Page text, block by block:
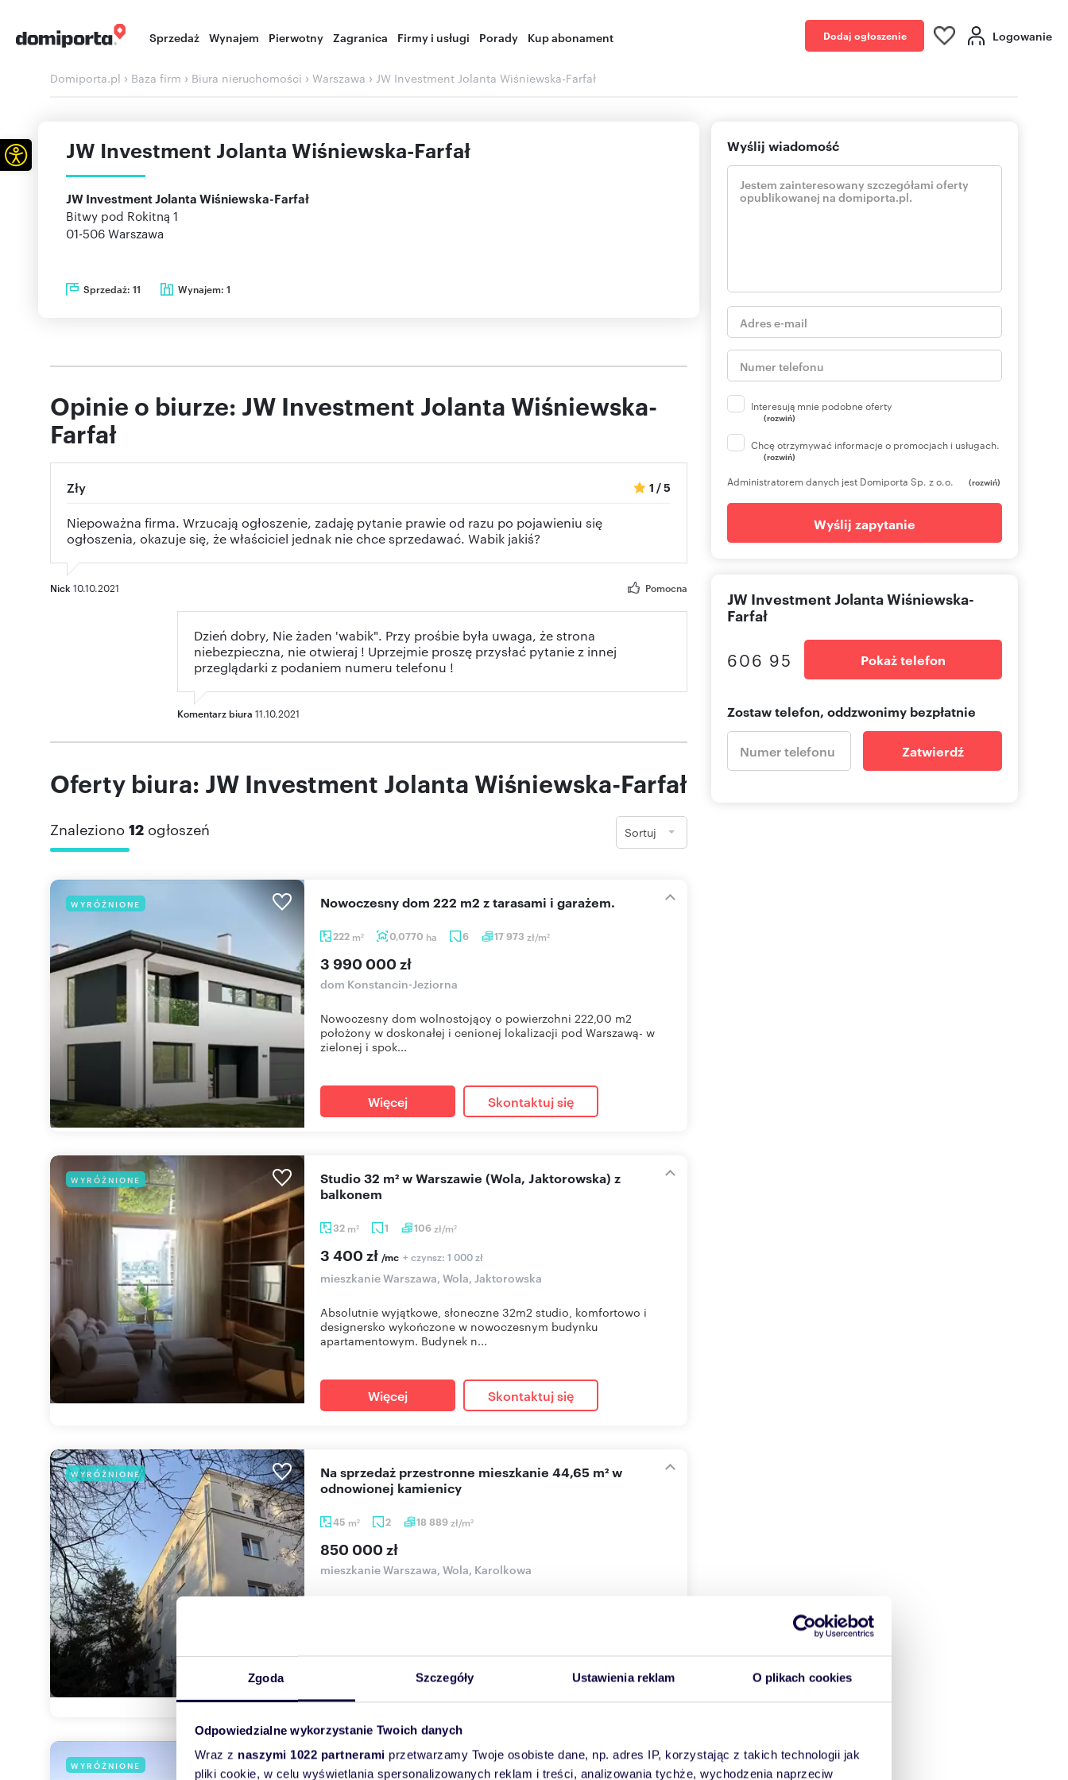
Zgoda Szczegóły Ustawienia reklam O plikach cookies
Odpowiedzialne wykorzystanie Twoich danych
Wraz z naszymi 1022 partnerami przetwarzamy Twoje osobiste dane, np. adres IP, korzystając z takich technologii jak
pliki cookie, w celu wyświetlania spersonalizowanych reklam i treści, analizowania tychże, wychodzenia naprzeciw
Sprzedaż Wynajem Pierwotny Zagranica Firmy i usługi Porady Kup abonament Dodaj ogłoszenie Logowanie
Domiporta.pl › Baza firm › Biura nieruchomości › Warszawa › JW Investment Jolanta Wiśniewska-Farfał
JW Investment Jolanta Wiśniewska-Farfał
JW Investment Jolanta Wiśniewska-Farfał
Bitwy pod Rokitną 1
01-506Warszawa
Sprzedaż: 11 Wynajem: 1
Opinie o biurze: JW Investment Jolanta Wiśniewska-
Farfał
Zły 1 /5
Niepoważna firma. Wrzucają ogłoszenie, zadaję pytanie prawie od razu po pojawieniu się
ogłoszenia, okazuje się, że właściciel jednak nie chce sprzedawać. Wabik jakiś?
Nick 10.10.2021 Pomocna
Dzień dobry, Nie żaden 'wabik". Przy prośbie była uwaga, że strona
niebezpieczna, nie otwieraj ! Uprzejmie proszę przysłać pytanie z innej
przeglądarki z podaniem numeru telefonu !
Komentarz biura 11.10.2021
Oferty biura: JW Investment Jolanta Wiśniewska-Farfał
Znaleziono 12 ogłoszeń Sortuj
WYRÓŻNIONE
222 m2 0,0770 ha 6 17 973 zł/m2
Nowoczesny dom 222 m2 z tarasami i garażem.
3 990 000 zł
dom Konstancin-Jeziorna
Nowoczesny dom wolnostojący o powierzchni 222,00 m2
położony w doskonałej i cenionej lokalizacji pod Warszawą- w
zielonej i spok...
Więcej Skontaktuj się
WYRÓŻNIONE
32 m2 1 106zł/m2
Studio 32 m² w Warszawie (Wola, Jaktorowska) z
balkonem
3 400 zł /mc + czynsz: 1 000 zł
mieszkanie Warszawa, Wola, Jaktorowska
Absolutnie wyjątkowe, słoneczne 32m2 studio, komfortowo i
designersko wykończone w nowoczesnym budynku
apartamentowym. Budynek n...
Więcej Skontaktuj się
WYRÓŻNIONE
45 m2 2 18 889zł/m2
Na sprzedaż przestronne mieszkanie 44,65 m² w
odnowionej kamienicy
850 000 zł
mieszkanie Warszawa, Wola, Karolkowa
Skontaktuj się
WYRÓŻNIONE
Luksusowa willa 7 pokoi, ogród, klimatyzacja,
Wyślij wiadomość
Interesują mnie podobne oferty
(rozwiń)
Chcę otrzymywać informacje o promocjach i usługach.
(rozwiń)
Administratorem danych jest Domiporta Sp. z o.o. (rozwiń)
Wyślij zapytanie
JW Investment Jolanta Wiśniewska-
Farfał
606 95 Pokaż telefon
Zostaw telefon, oddzwonimy bezpłatnie
Zatwierdź
Otwórz pasek narzędzi